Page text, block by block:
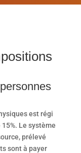
est régi
Le système
prélevé
sont à payer